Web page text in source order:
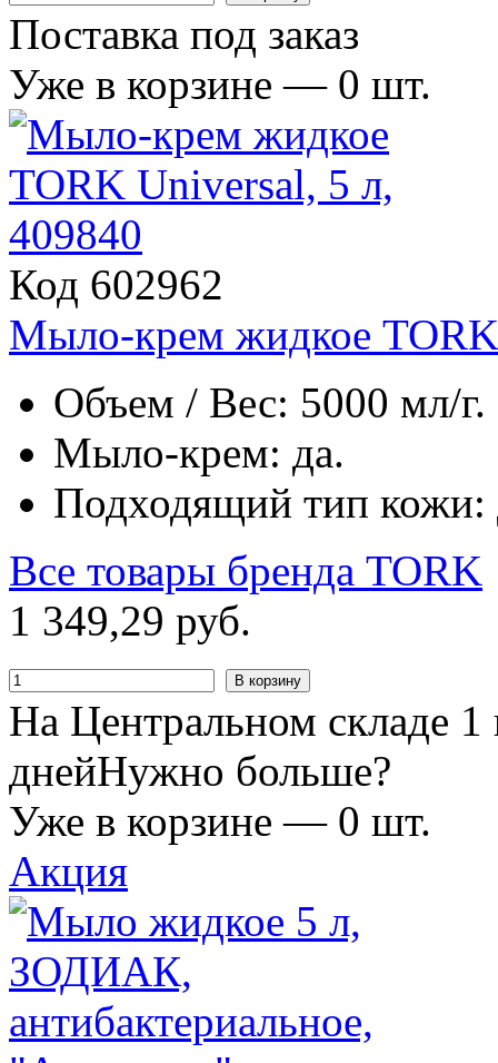
Поставка под заказ
Уже в корзине — 0 шт.
Код 602962
Мыло-крем жидкое
Объем / Вес: 5000 мл/г.
Мыло-крем: да.
Подходящий тип кожи:
Все товары бренда TORK
1 349,29 руб.
В корзину
На Центральном складе 1
днейНужно больше?
Уже в корзине — 0 шт.
Акция